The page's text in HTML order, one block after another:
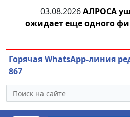
03.08.2026АЛРОСА
ожидает еще одного
Горячая WhatsApp-линия
867